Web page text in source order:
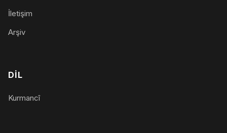
İletişim
Arşiv
DIL
Kurmancî